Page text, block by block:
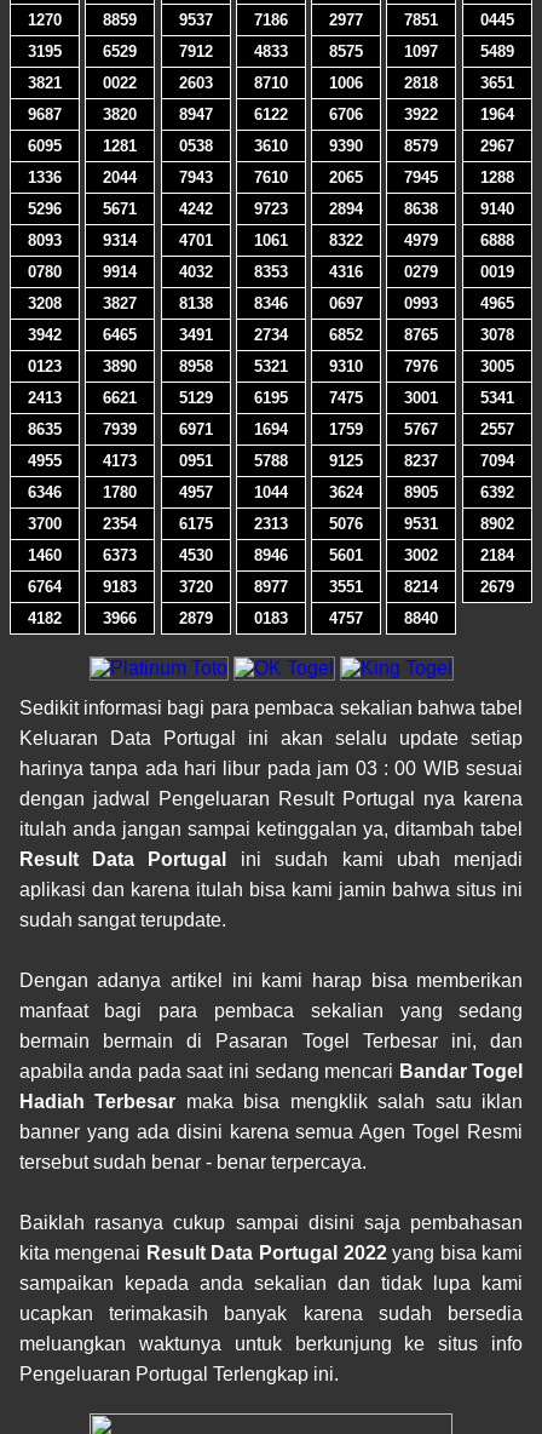
1270
3195
3821
9687
6095
1336
5296
8093
0780
3208
3942
0123
2413
8635
4955
6346
3700
1460
6764
4182
8859
6529
0022
3820
1281
2044
5671
9314
9914
3827
6465
3890
6621
7939
4173
1780
2354
6373
9183
3966
9537
7912
2603
8947
0538
7943
4242
4701
4032
8138
3491
8958
5129
6971
0951
4957
6175
4530
3720
2879
7186
4833
8710
6122
3610
7610
9723
1061
8353
8346
2734
5321
6195
1694
5788
1044
2313
8946
8977
0183
2977
8575
1006
6706
9390
2065
2894
8322
4316
0697
6852
9310
7475
1759
9125
3624
5076
5601
3551
4757
7851
1097
2818
3922
8579
7945
8638
4979
0279
0993
8765
7976
3001
5767
8237
8905
9531
3002
8214
8840
0445
5489
3651
1964
2967
1288
9140
6888
0019
4965
3078
3005
5341
2557
7094
6392
8902
2184
2679
Sedikit informasi bagi para pembaca sekalian bahwa tabel
Keluaran Data Portugal ini akan selalu update setiap
harinya tanpa ada hari libur pada jam 03 : 00 WIB sesuai
dengan jadwal Pengeluaran Result Portugal nya karena
itulah anda jangan sampai ketinggalan ya, ditambah tabel
Result Data Portugal
ini sudah kami ubah menjadi
aplikasi dan karena itulah bisa kami jamin bahwa situs ini
sudah sangat terupdate.
Dengan adanya artikel ini kami harap bisa memberikan
manfaat bagi para pembaca sekalian yang sedang
bermain bermain di Pasaran Togel Terbesar ini, dan
apabila anda pada saat ini sedang mencari Bandar Togel
Hadiah Terbesar maka bisa mengklik salah satu iklan
banner yang ada disini karena semua Agen Togel Resmi
tersebut sudah benar - benar terpercaya.
Baiklah rasanya cukup sampai disini saja pembahasan
kita mengenai Result Data Portugal 2022yang bisa kami
sampaikan kepada anda sekalian dan tidak lupa kami
ucapkan terimakasih banyak karena sudah bersedia
meluangkan waktunya untuk berkunjung ke situs info
Pengeluaran Portugal Terlengkap ini.